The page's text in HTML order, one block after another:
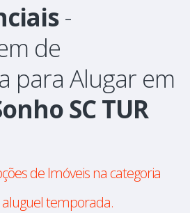
-
de
para Alugar em
SC TUR
de Imóveis na categoria
temporada.